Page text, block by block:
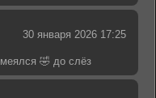
30 января 2026 17:25
🤣 до слёз